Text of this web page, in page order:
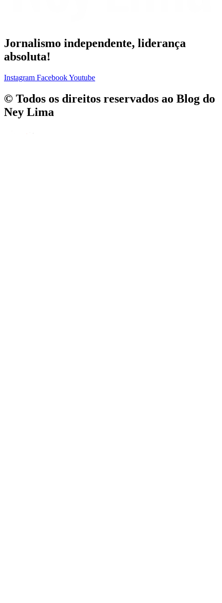
Jornalismo independente, liderança
absoluta!
Instagram FacebookYoutube
© Todos os direitos reservados ao Blog do
Ney Lima